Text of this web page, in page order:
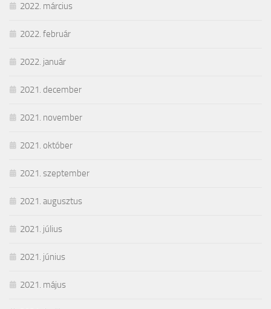
2022. március
2022. február
2022. január
2021. december
2021. november
2021. október
2021. szeptember
2021. augusztus
2021. július
2021. június
2021. május